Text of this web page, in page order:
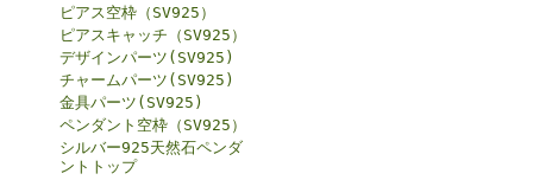
ピアス空枠（SV925）
ピアスキャッチ（SV925）
デザインパーツ(SV925)
チャームパーツ(SV925)
金具パーツ(SV925)
ペンダント空枠（SV925）
シルバー925天然石ペンダ
ントトップ